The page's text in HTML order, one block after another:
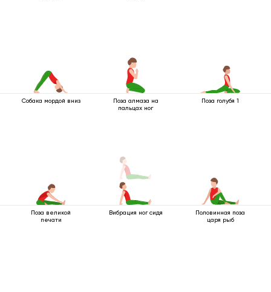
Собака мордой вниз
Поза алмаза на
пальцах ног
Поза голубя 1
Поза великой
печати
Вибрация ног сидя
Половинная поза
царя рыб